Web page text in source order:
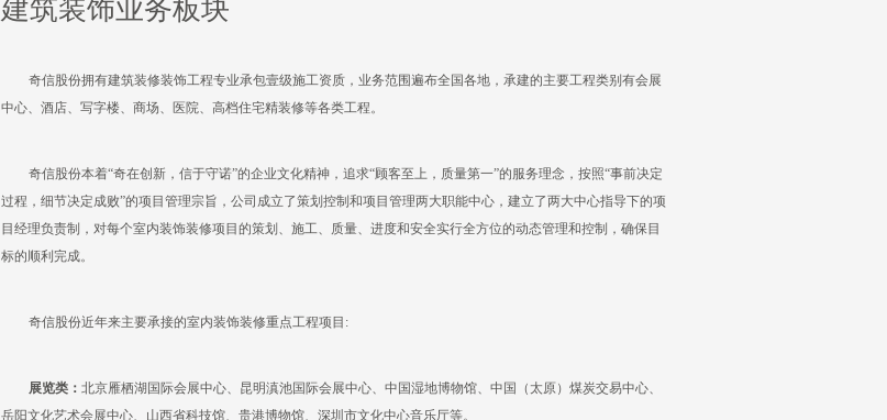
建筑装饰业务板块
奇信股份拥有建筑装修装饰工程专业承包壹级施工资质，业务范围遍布全国各地，承建的主要工程类别有会展
中心、酒店、写字楼、商场、医院、高档住宅精装修等各类工程。
奇信股份本着“奇在创新，信于守诺”的企业文化精神，追求“顾客至上，质量第一”的服务理念，按照“事前决定
过程，细节决定成败”的项目管理宗旨，公司成立了策划控制和项目管理两大职能中心，建立了两大中心指导下的项
目经理负责制，对每个室内装饰装修项目的策划、施工、质量、进度和安全实行全方位的动态管理和控制，确保目
标的顺利完成。
奇信股份近年来主要承接的室内装饰装修重点工程项目:
展览类： 北京雁栖湖国际会展中心、昆明滇池国际会展中心、中国湿地博物馆、中国（太原）煤炭交易中心、
岳阳文化艺术会展中心、山西省科技馆、贵港博物馆、深圳市文化中心音乐厅等。